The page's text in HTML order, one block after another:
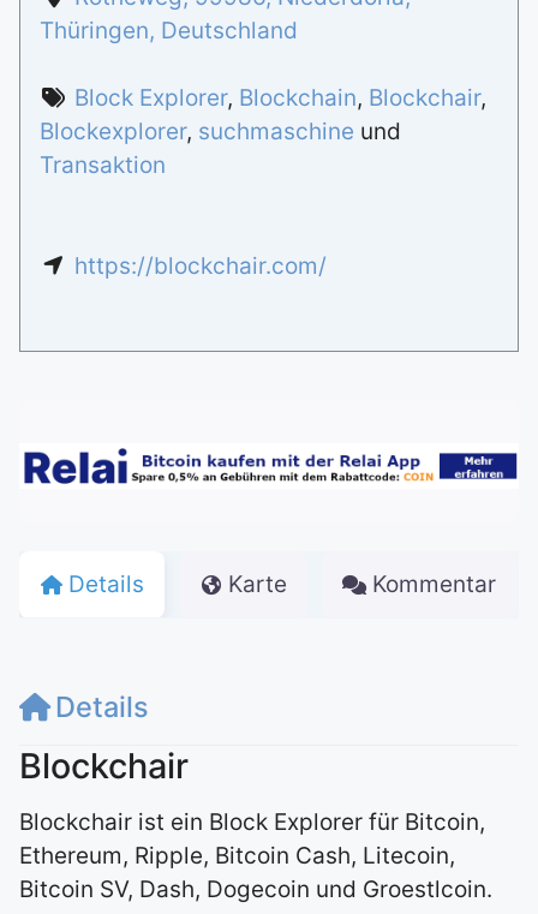
Thüringen, Deutschland
Block Explorer, Blockchain, Blockchair,
Blockexplorer, suchmaschine und
Transaktion
https://blockchair.com/
Details Karte Kommentar
Details
Blockchair
Blockchair ist ein Block Explorer für Bitcoin,
Ethereum, Ripple, Bitcoin Cash, Litecoin,
Bitcoin SV, Dash, Dogecoin und Groestlcoin.